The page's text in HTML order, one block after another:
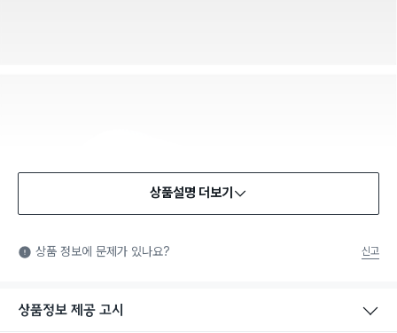
상품설명 더보기
상품 정보에 문제가 있나요? 신고
상품정보 제공 고시